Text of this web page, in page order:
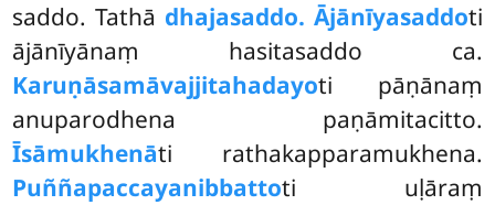
saddo. Tathā dhajasaddo. Ājānīyasaddoti
ājānīyānaṃ hasitasaddo ca.
Karuṇāsamāvajjitahadayoti pāṇānaṃ
anuparodhena paṇāmitacitto.
Īsāmukhenāti rathakapparamukhena.
Puññapaccayanibbattoti uḷāraṃ